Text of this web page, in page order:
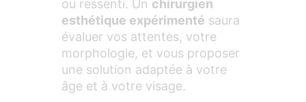
ou ressenti. Un chirurgien
esthétique expérimenté saura
évaluer vos attentes, votre
morphologie, et vous proposer
une solution adaptée à votre
âge et à votre visage.